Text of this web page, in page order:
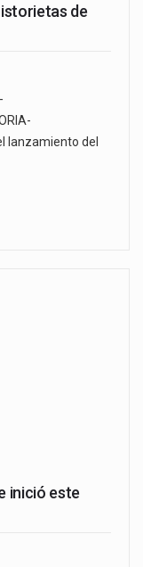
de
lanzamiento del
inició este